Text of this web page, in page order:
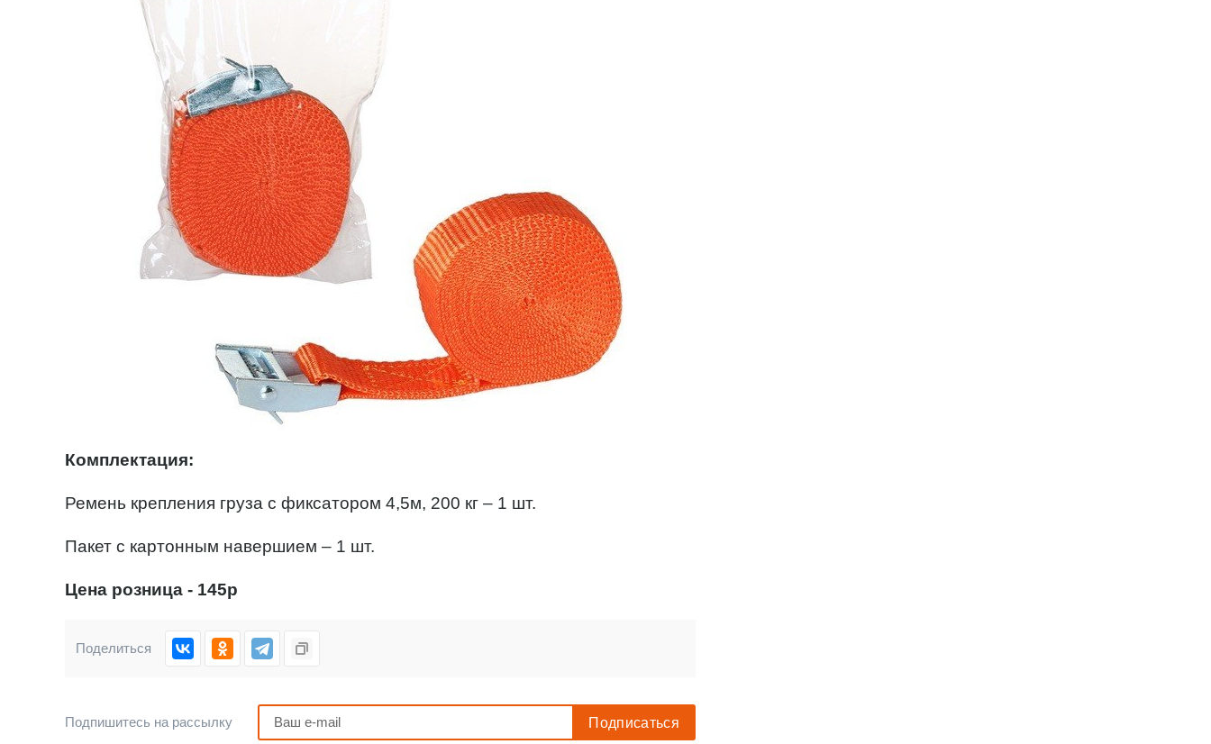
Комплектация:
Ремень крепления груза с фиксатором 4,5м, 200 кг – 1 шт.
Пакет с картонным навершием – 1 шт.
Цена розница - 145р
Поделиться
Подпишитесь на рассылку